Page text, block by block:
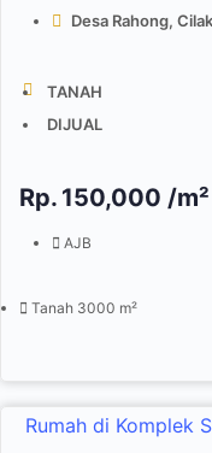
Desa Rahong,
TANAH
DIJUAL
Rp. 150,000 /m²
AJB
Tanah 3000 m²
Rumah di Komplek